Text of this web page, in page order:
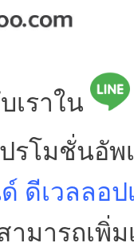
เราใน
รโมชั่นอัพ
ดีเวลลอป
มารถเพิ่ม